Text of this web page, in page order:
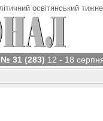
освітянський
№ 31 (283) 12 - 18